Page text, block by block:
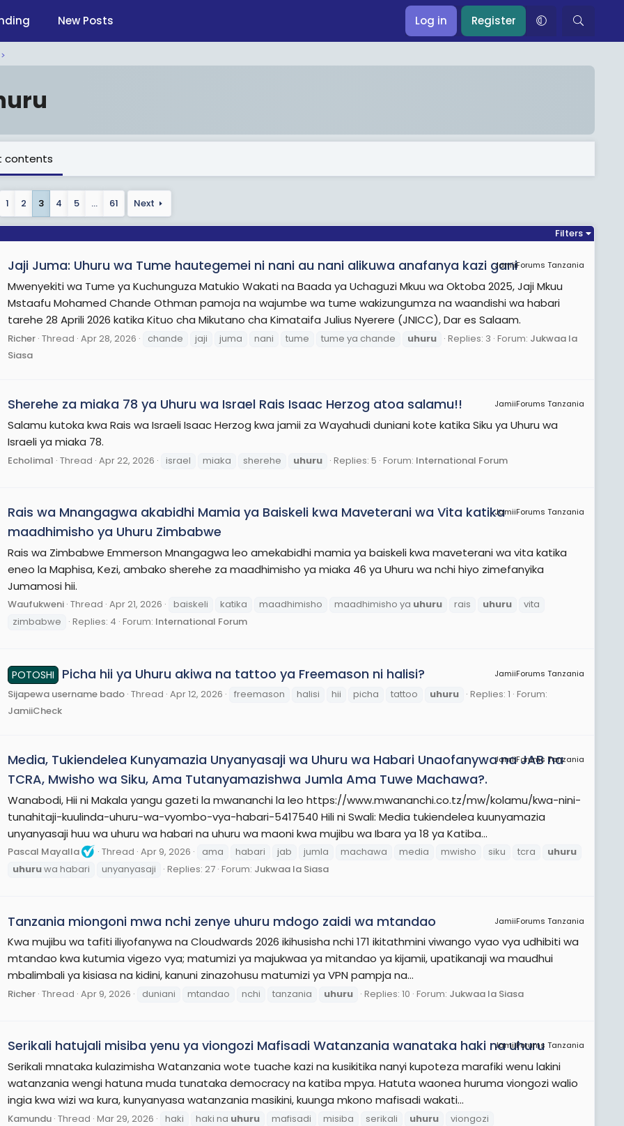
New Posts Log in Register
contents
1 2 3 4 5 … 61 Next
Filters
JamiiForums Tanzania
Jaji Juma: Uhuru wa Tume hautegemei ni nani au nani alikuwa anafanya kazi gani
Mwenyekiti wa Tume ya Kuchunguza Matukio Wakati na Baada ya Uchaguzi Mkuu wa Oktoba 2025, Jaji Mkuu
Mstaafu Mohamed Chande Othman pamoja na wajumbe wa tume wakizungumza na waandishi wa habari
tarehe 28 Aprili 2026 katika Kituo cha Mikutano cha Kimataifa Julius Nyerere (JNICC), Dar es Salaam.
Richer Thread Apr 28, 2026 chande jaji juma nani tume tume ya chande uhuru Replies: 3 Forum: Jukwaa la
Siasa
JamiiForums Tanzania
Sherehe za miaka 78 ya Uhuru wa Israel Rais Isaac Herzog atoa salamu!!
Salamu kutoka kwa Rais wa Israeli Isaac Herzog kwa jamii za Wayahudi duniani kote katika Siku ya Uhuru wa
Israeli ya miaka 78.
Echolima1 Thread Apr 22, 2026 israel miaka sherehe uhuru Replies: 5 Forum: International Forum
JamiiForums Tanzania
Rais wa Mnangagwa akabidhi Mamia ya Baiskeli kwa Maveterani wa Vita katika
maadhimisho ya Uhuru Zimbabwe
Rais wa Zimbabwe Emmerson Mnangagwa leo amekabidhi mamia ya baiskeli kwa maveterani wa vita katika
eneo la Maphisa, Kezi, ambako sherehe za maadhimisho ya miaka 46 ya Uhuru wa nchi hiyo zimefanyika
Jumamosi hii.
Waufukweni Thread Apr 21, 2026 baiskeli katika maadhimisho maadhimisho ya uhuru rais uhuru
vita
zimbabwe
Replies: 4 Forum: International Forum
JamiiForums Tanzania
POTOSHI Picha hii ya Uhuru akiwa na tattoo ya Freemason ni halisi?
Sijapewa username bado Thread Apr 12, 2026 freemason halisi hii picha tattoo uhuru Replies: 1 Forum:
JamiiCheck
JamiiForums Tanzania
Media, Tukiendelea Kunyamazia Unyanyasaji wa Uhuru wa Habari Unaofanywa na JAB na
TCRA, Mwisho wa Siku, Ama Tutanyamazishwa Jumla Ama Tuwe Machawa?.
Wanabodi, Hii ni Makala yangu gazeti la mwananchi la leo https://www.mwananchi.co.tz/mw/kolamu/kwa-nini-
tunahitaji-kuulinda-uhuru-wa-vyombo-vya-habari-5417540 Hili ni Swali: Media tukiendelea kuunyamazia
unyanyasaji huu wa uhuru wa habari na uhuru wa maoni kwa mujibu wa Ibara ya 18 ya Katiba...
Pascal Mayalla Thread Apr 9, 2026 ama habari jab jumla machawa media mwisho siku tcra
uhuru
uhuruwa habari unyanyasaji Replies: 27 Forum: Jukwaa la Siasa
JamiiForums Tanzania
Tanzania miongoni mwa nchi zenye uhuru mdogo zaidi wa mtandao
Kwa mujibu wa tafiti iliyofanywa na Cloudwards 2026 ikihusisha nchi 171 ikitathmini viwango vyao vya udhibiti wa
mtandao kwa kutumia vigezo vya; matumizi ya majukwaa ya mitandao ya kijamii, upatikanaji wa maudhui
mbalimbali ya kisiasa na kidini, kanuni zinazohusu matumizi ya VPN pampja na...
Richer Thread Apr 9, 2026 duniani mtandao nchi tanzania uhuru Replies: 10 Forum: Jukwaa la Siasa
JamiiForums Tanzania
Serikali hatujali misiba yenu ya viongozi Mafisadi Watanzania wanataka haki na uhuru
Serikali mnataka kulazimisha Watanzania wote tuache kazi na kusikitika nanyi kupoteza marafiki wenu lakini
watanzania wengi hatuna muda tunataka democracy na katiba mpya. Hatuta waonea huruma viongozi walio
ingia kwa wizi wa kura, kunyanyasa watanzania masikini, kuunga mkono mafisadi wakati...
Kamundu Thread Mar 29, 2026 haki haki na uhuru mafisadi misiba serikali uhuru
viongozi